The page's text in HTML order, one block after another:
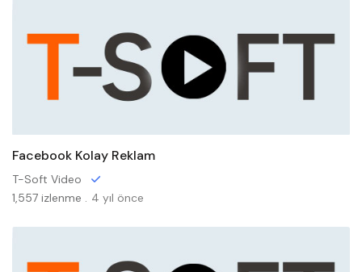
Facebook Kolay Reklam
T-Soft Video
1,557 izlenme . 4 yıl önce